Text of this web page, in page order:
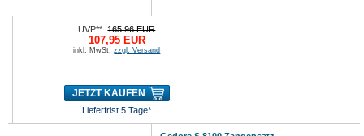
UVP**:165,96 EUR
107,95 EUR
inkl. MwSt.zzgl. Versand
JETZT KAUFEN
Lieferfrist 5 Tage*